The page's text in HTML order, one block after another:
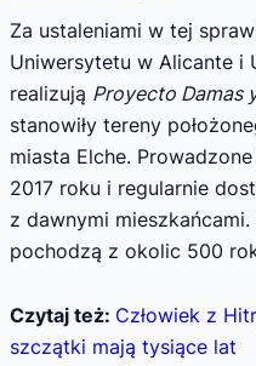
Za ustaleniami w tej
Uniwersytetu w Alicante i
realizują Proyecto Damas
stanowiły tereny
miasta Elche.
2017 roku i regularnie
z dawnymi
pochodzą z okolic 500
Czytaj też: Człowiek z
szczątki mają tysiące lat